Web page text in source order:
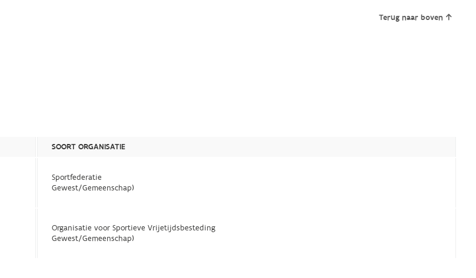
Terug naar boven
SOORT ORGANISATIE
Sportfederatie
Gewest/Gemeenschap)
Organisatie voor Sportieve Vrijetijdsbesteding
Gewest/Gemeenschap)